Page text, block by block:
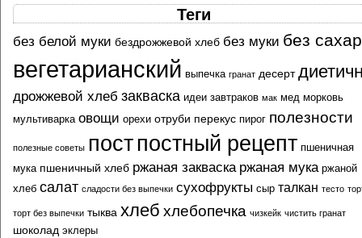
Теги
без белой муки бездрожжевой хлеб без муки без
вегетарианский выпечка гранат десерт
дрожжевой хлеб закваска идеи завтраков мак мед морковь
мультиварка овощи орехи отруби перекус пирог полезности
полезные советы постпостный рецепт пшеничная
мука пшеничный хлеб ржаная закваска ржаная мука ржаной
хлеб салат сладости без выпечки сухофрукты сыр талкан тесто
торт без выпечки тыква хлебхлебопечка чизкейк чистить гранат
шоколад эклеры